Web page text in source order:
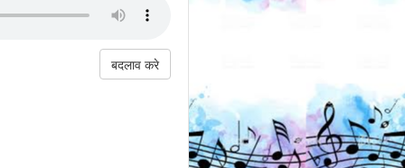
बदलाव करे